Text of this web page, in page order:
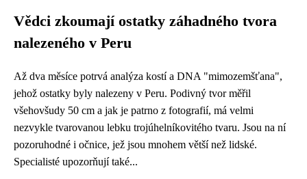
Vědci zkoumají ostatky záhadného tvora
nalezeného v Peru
Až dva měsíce potrvá analýza kostí a DNA "mimozemšťana",
jehož ostatky byly nalezeny v Peru. Podivný tvor měřil
všehovšudy 50 cm a jak je patrno z fotografií, má velmi
nezvykle tvarovanou lebku trojúhelníkovitého tvaru. Jsou na ní
pozoruhodné i očnice, jež jsou mnohem větší než lidské.
Specialisté upozorňují také...